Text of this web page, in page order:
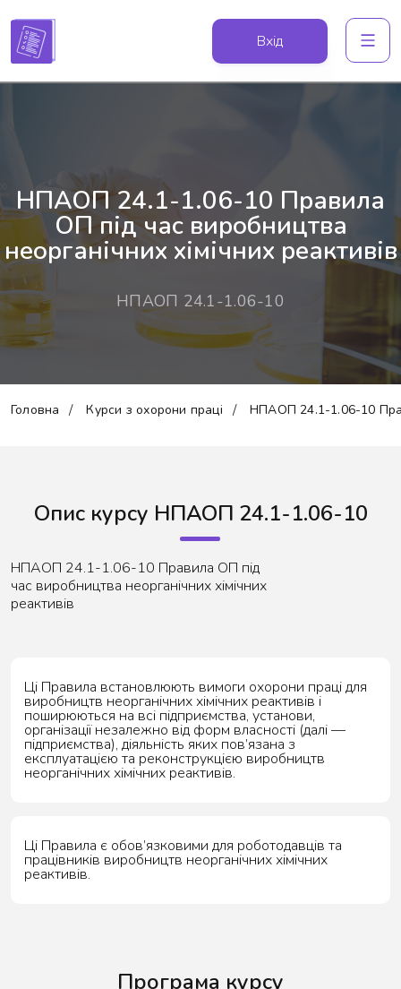
Вхід
НПАОП 24.1-1.06-10 Правила
ОП під час виробництва
неорганічних хімічних реактивів
НПАОП 24.1-1.06-10
Головна Курси з охорони праці НПАОП 24.1-1.06-10
Опис курсу НПАОП 24.1-1.06-10
НПАОП 24.1-1.06-10 Правила ОП під
час виробництва неорганічних хімічних
реактивів
Ці Правила встановлюють вимоги охорони праці для
виробництв неорганічних хімічних реактивів і
поширюються на всі підприємства, установи,
організації незалежно від форм власності (далі —
підприємства), діяльність яких пов’язана з
експлуатацією та реконструкцією виробництв
неорганічних хімічних реактивів.
Ці Правила є обов’язковими для роботодавців та
працівників виробництв неорганічних хімічних
реактивів.
Програма курсу